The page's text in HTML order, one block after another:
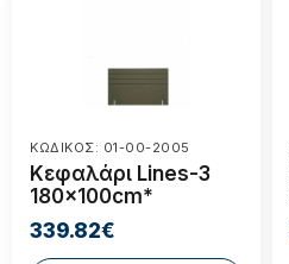
ΚΩΔΙΚΟΣ: 01-00-2005
Κεφαλάρι Lines-3
180x100cm*
339.82€